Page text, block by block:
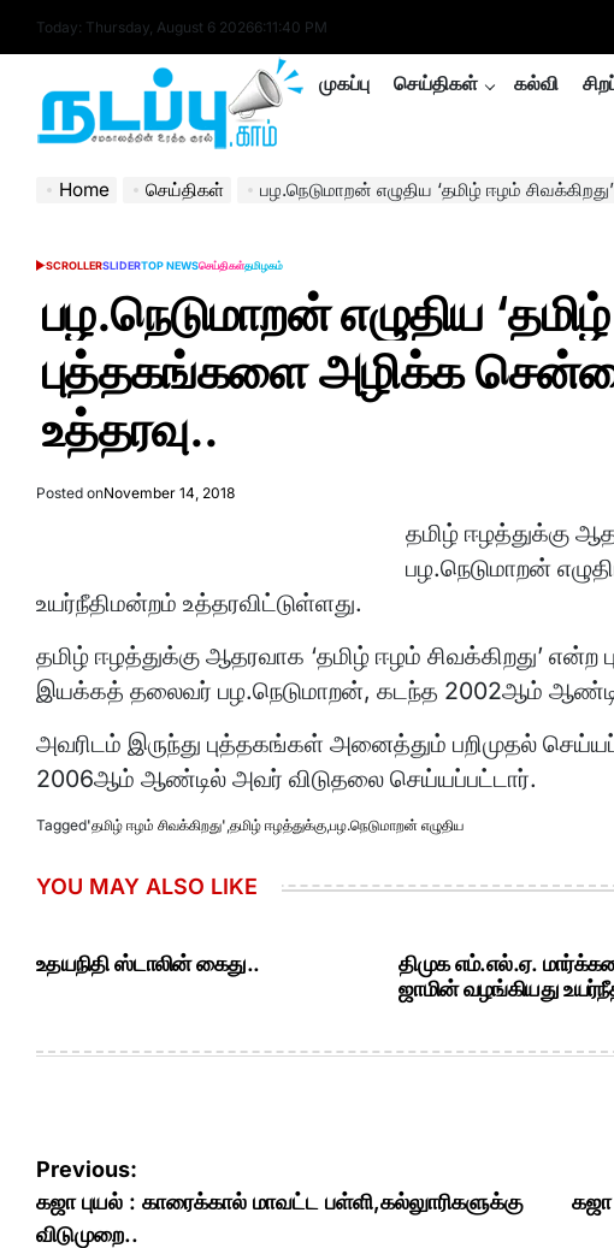
Today: Thursday, August 6 20266:11:40 PM
nadappu.com
முகப்பு செய்திகள் கல்வி
Home செய்திகள் பழ.நெடுமாறன் எழுதிய ‘தமிழ் ஈழம் சிவக்கிறது’ புத்தகங்களை
POSTED
SCROLLERSLIDERTOP NEWSசெய்திகள்தமிழகம்
பழ.நெடுமாறன் எழுதிய
புத்தகங்களை அழிக்க
உத்தரவு..
Posted onNovember 14, 2018
தமிழ் ஈழத்துக்கு
பழ.நெடுமாறன்
உயர்நீதிமன்றம் உத்தரவிட்டுள்ளது.
தமிழ் ஈழத்துக்கு ஆதரவாக ‘தமிழ் ஈழம் சிவக்கிறது’
இயக்கத் தலைவர் பழ.நெடுமாறன், கடந்த 2002ஆம்
அவரிடம் இருந்து புத்தகங்கள் அனைத்தும் பறிமுதல்
2006ஆம் ஆண்டில் அவர் விடுதலை செய்யப்பட்டார்.
Tagged'தமிழ் ஈழம் சிவக்கிறது',தமிழ் ஈழத்துக்கு,பழ.நெடுமாறன் எழுதிய
YOU MAY ALSO LIKE
உதயநிதி ஸ்டாலின் கைது..
திமுக எம்.எல்.ஏ.
ஜாமின் வழங்கியது
Post
navigation
Previous:
கஜா புயல் : காரைக்கால் மாவட்ட பள்ளி,கல்லுாரிகளுக்கு
விடுமுறை..
கஜா